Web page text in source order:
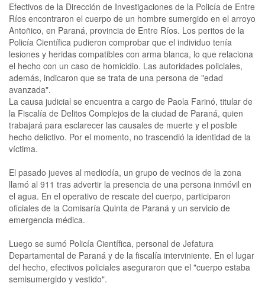
Efectivos de la Dirección de Investigaciones de la Policía de Entre
Ríos encontraron el cuerpo de un hombre sumergido en el arroyo
Antoñico, en Paraná, provincia de Entre Ríos. Los peritos de la
Policía Científica pudieron comprobar que el individuo tenía
lesiones y heridas compatibles con arma blanca, lo que relaciona
el hecho con un caso de homicidio. Las autoridades policiales,
además, indicaron que se trata de una persona de "edad
avanzada".
La causa judicial se encuentra a cargo de Paola Farinó, titular de
la Fiscalía de Delitos Complejos de la ciudad de Paraná, quien
trabajará para esclarecer las causales de muerte y el posible
hecho delictivo. Por el momento, no trascendió la identidad de la
víctima.
El pasado jueves al mediodía, un grupo de vecinos de la zona
llamó al 911 tras advertir la presencia de una persona inmóvil en
el agua. En el operativo de rescate del cuerpo, participaron
oficiales de la Comisaría Quinta de Paraná y un servicio de
emergencia médica.
Luego se sumó Policía Científica, personal de Jefatura
Departamental de Paraná y de la fiscalía interviniente. En el lugar
del hecho, efectivos policiales aseguraron que el "cuerpo estaba
semisumergido y vestido".